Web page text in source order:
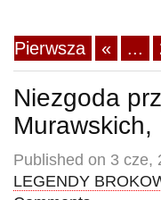
Pierwsza
« ...
Niezgoda
Murawskich,
Published on 3 cze,
LEGENDY